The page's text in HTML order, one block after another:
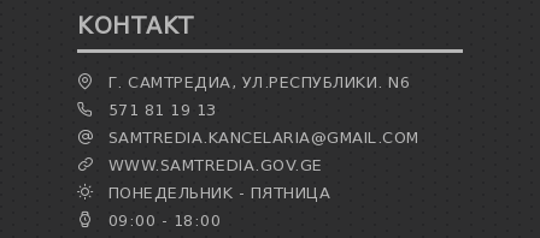
КОНТАКТ
Г. САМТРЕДИА, УЛ.РЕСПУБЛИКИ. N6
571 81 19 13
SAMTREDIA.KANCELARIA@GMAIL.COM
WWW.SAMTREDIA.GOV.GE
ПОНЕДЕЛЬНИК - ПЯТНИЦА
09:00 - 18:00